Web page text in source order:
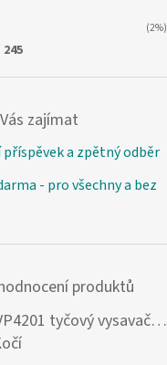
(2%)
245
zajímat
příspěvek a zpětný odběr
- pro všechny a bez
produktů
Concept VP4201 tyčový vysavač / elektrický smeták Tyčový vysavač 2 v 1 AC Suché a mokré Bezsáčkové 0,6 l 90 W Černá, Stříbrná
je 5 z 5 hvězdiček.